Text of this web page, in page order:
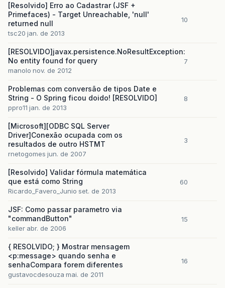
[Resolvido] Erro ao Cadastrar (JSF +
Primefaces) - Target Unreachable, 'null'
returned null
tsc20 jan. de 2013
10
[RESOLVIDO]javax.persistence.NoResultException:
No entity found for query
manolo nov. de 2012
7
Problemas com conversão de tipos Date e
String - O Spring ficou doido! [RESOLVIDO]
ppro11 jan. de 2013
8
[Microsoft][ODBC SQL Server
Driver]Conexão ocupada com os
resultados de outro HSTMT
rnetogomes jun. de 2007
3
[Resolvido] Validar fórmula matemática
que está como String
Ricardo_Favero_Junio set. de 2013
60
JSF: Como passar parametro via
"commandButton"
keller abr. de 2006
15
{ RESOLVIDO; } Mostrar mensagem
<p:message> quando senha e
senhaCompara forem diferentes
gustavocdesouza mai. de 2011
16